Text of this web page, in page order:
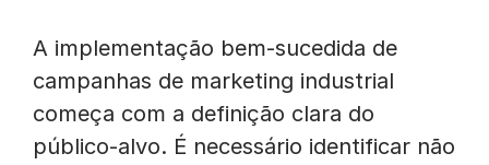
A implementação bem-sucedida de
campanhas de marketing industrial
começa com a definição clara do
público-alvo. É necessário identificar não